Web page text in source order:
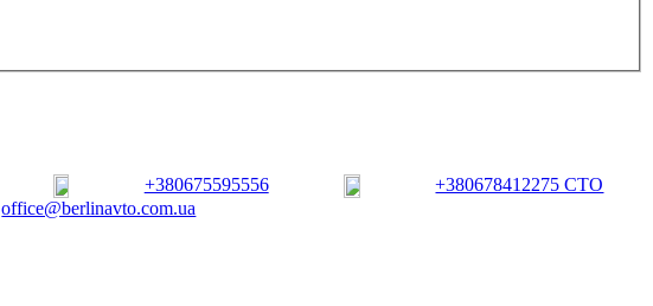
+380675595556
+380678412275 СТО
office@berlinavto.com.ua